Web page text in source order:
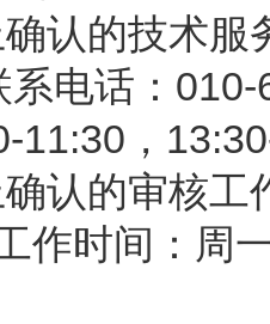
确认的技术
系电话：
11:30，
确认的审核
作时间：周